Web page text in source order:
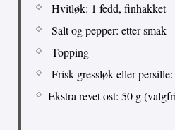
Hvitløk: 1 fedd, finhakket
Salt og pepper: etter smak
Topping
Frisk gressløk eller
Ekstra revet ost: 50 g